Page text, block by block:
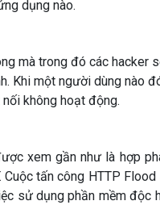
dụng nào.
mà trong đó các hacker
Khi một người dùng nào
không hoạt động.
xem gần như là hợp
Cuộc tấn công HTTP
sử dụng phần mềm độc